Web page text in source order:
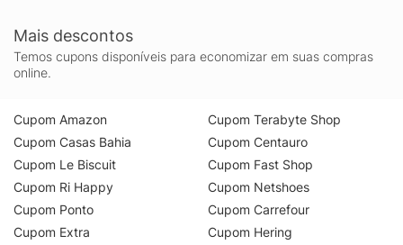
Mais descontos
Temos cupons disponíveis para economizar em suas compras
online.
Cupom Amazon
Cupom Casas Bahia
Cupom Le Biscuit
Cupom Ri Happy
Cupom Ponto
Cupom Extra
Cupom Terabyte Shop
Cupom Centauro
Cupom Fast Shop
Cupom Netshoes
Cupom Carrefour
Cupom Hering